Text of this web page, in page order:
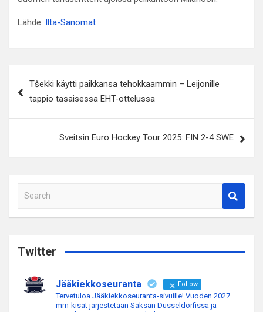
Lähde: Ilta-Sanomat
selaus
Tšekki käytti paikkansa tehokkaammin – Leijonille
tappio tasaisessa EHT-ottelussa
Sveitsin Euro Hockey Tour 2025: FIN 2-4 SWE
a
c
Twitter
Jääkiekkoseuranta Follow
Tervetuloa Jääkiekkoseuranta-sivuille! Vuoden 2027
mm-kisat järjestetään Saksan Düsseldorfissa ja